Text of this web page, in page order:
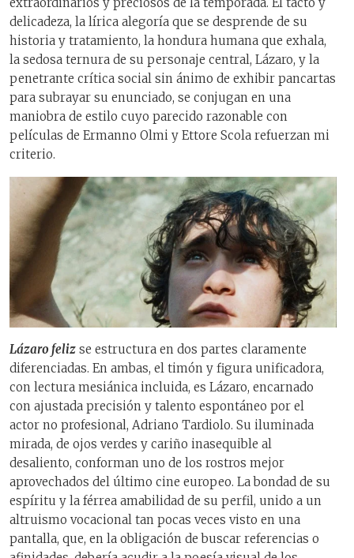
delicadeza, la lírica alegoría que se desprende de su
historia y tratamiento, la hondura humana que exhala,
la sedosa ternura de su personaje central, Lázaro, y la
penetrante crítica social sin ánimo de exhibir pancartas
para subrayar su enunciado, se conjugan en una
maniobra de estilo cuyo parecido razonable con
películas de Ermanno Olmi y Ettore Scola refuerzan mi
criterio.
Lázaro feliz se estructura en dos partes claramente
diferenciadas. En ambas, el timón y figura unificadora,
con lectura mesiánica incluida, es Lázaro, encarnado
con ajustada precisión y talento espontáneo por el
actor no profesional, Adriano Tardiolo. Su iluminada
mirada, de ojos verdes y cariño inasequible al
desaliento, conforman uno de los rostros mejor
aprovechados del último cine europeo. La bondad de su
espíritu y la férrea amabilidad de su perfil, unido a un
altruismo vocacional tan pocas veces visto en una
pantalla, que, en la obligación de buscar referencias o